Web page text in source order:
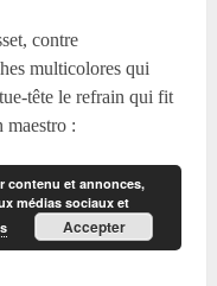
contre
multicolores qui
tête le refrain qui fit
maestro :
contenu et annonces,
médias sociaux et
Accepter